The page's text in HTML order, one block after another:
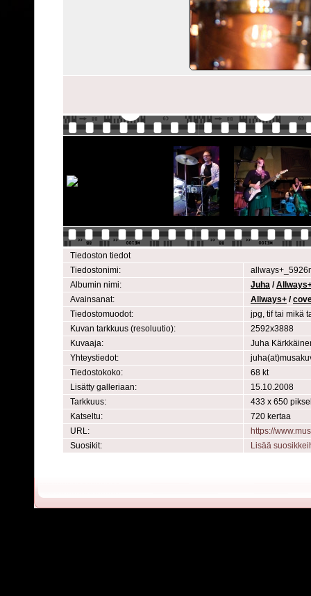
Tiedoston tiedot
Tiedostonimi:
Albumin nimi:
Juha /
Avainsanat:
Allways+ /
Tiedostomuodot:
jpg, tif tai mikä
Kuvan tarkkuus (resoluutio):
2592x3888
Kuvaaja:
Juha
Yhteystiedot:
Tiedostokoko:
68 kt
Lisätty galleriaan:
15.10.2008
Tarkkuus:
433 x 650
Katseltu:
720 kertaa
URL:
https://
Suosikit:
Lisää